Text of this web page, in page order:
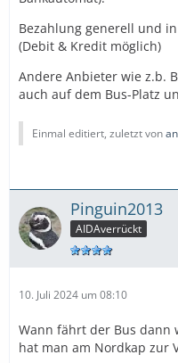
Bezahlung generell und
(Debit & Kredit möglich)
Andere Anbieter wie z.b.
auch auf dem Bus-Platz
Einmal editiert, zuletzt von
Pinguin2013
AIDAverrückt
10. Juli 2024 um 08:10
Wann fährt der Bus dann
hat man am Nordkap zur